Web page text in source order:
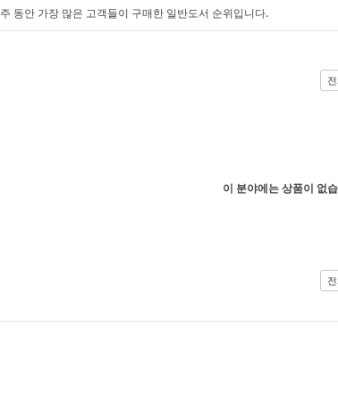
동안 가장 많은 고객들이 구매한 일반도서 순위입니다.
이 분야에는 상품이 없